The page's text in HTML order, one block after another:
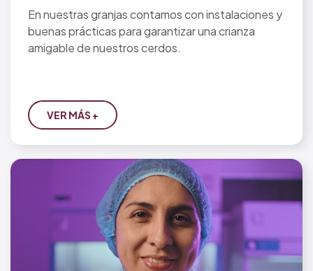
En nuestras granjas contamos con instalaciones y
buenas prácticas para garantizar una crianza
amigable de nuestros cerdos.
VER MÁS +